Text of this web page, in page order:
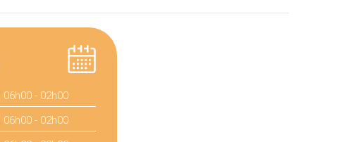
06h00 - 02h00
06h00 - 02h00